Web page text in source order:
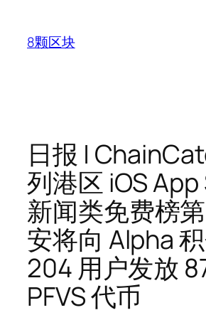
8颗区块
日报 |
列港区 iOS
新闻类免费榜
安将向 Alpha
204 用户发放
PFVS 代币